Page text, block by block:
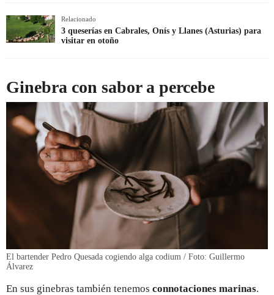
Relacionado
3 queserías en Cabrales, Onís y Llanes (Asturias) para
visitar en otoño
Ginebra con sabor a percebe
El bartender Pedro Quesada cogiendo alga codium / Foto: Guillermo
Álvarez
En sus ginebras también tenemos connotaciones marinas.